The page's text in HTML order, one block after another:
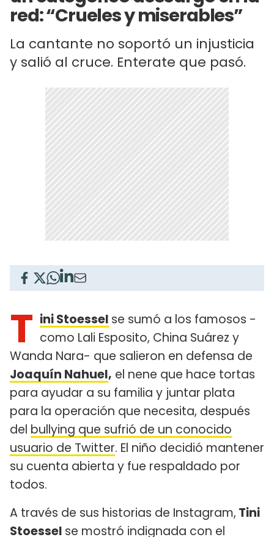
red: “Crueles y miserables”
La cantante no soportó un injusticia
y salió al cruce. Enterate que pasó.
T ini Stoessel se sumó a los famosos -
como Lali Esposito, China Suárez y
Wanda Nara- que salieron en defensa de
Joaquín Nahuel, el nene que hace tortas
para ayudar a su familia y juntar plata
para la operación que necesita, después
del bullying que sufrió de un conocido
usuario de Twitter. El niño decidió mantener
su cuenta abierta y fue respaldado por
todos.
A través de sus historias de Instagram, Tini
Stoessel se mostró indignada con el